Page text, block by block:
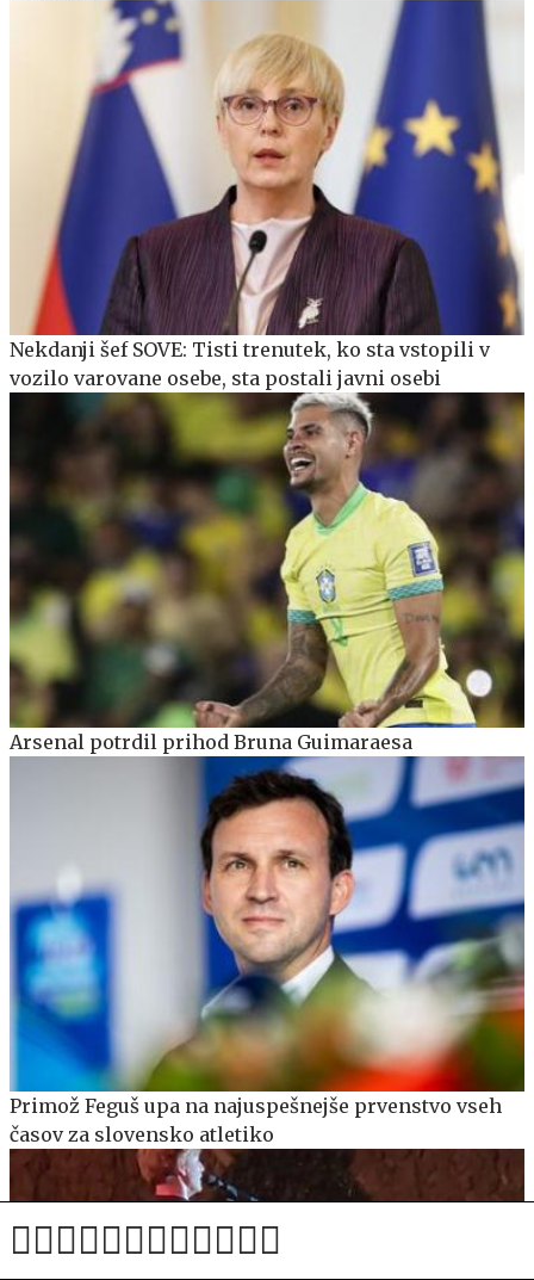
Nekdanji šef SOVE: Tisti trenutek, ko sta vstopili v
vozilo varovane osebe, sta postali javni osebi
Arsenal potrdil prihod Bruna Guimaraesa
Primož Feguš upa na najuspešnejše prvenstvo vseh
časov za slovensko atletiko